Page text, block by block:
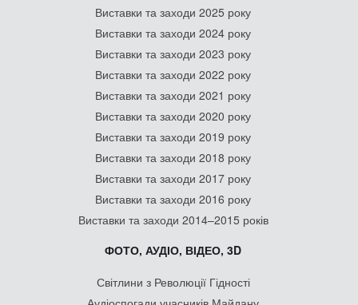
Виставки та заходи 2025 року
Виставки та заходи 2024 року
Виставки та заходи 2023 року
Виставки та заходи 2022 року
Виставки та заходи 2021 року
Виставки та заходи 2020 року
Виставки та заходи 2019 року
Виставки та заходи 2018 року
Виставки та заходи 2017 року
Виставки та заходи 2016 року
Виставки та заходи 2014–2015 років
ФОТО, АУДІО, ВІДЕО, 3D
Світлини з Революції Гідності